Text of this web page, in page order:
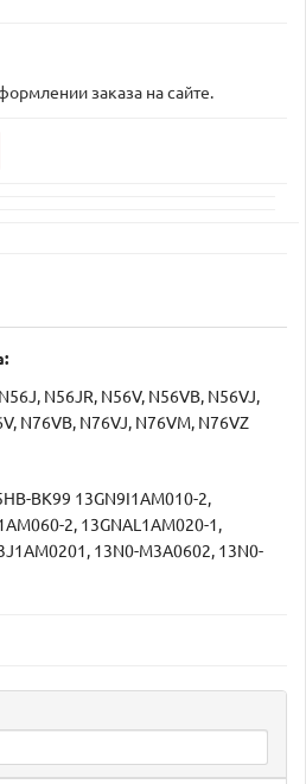
заказа на сайте.
N56JR, N56V, N56VB, N56VJ,
N76VB, N76VJ, N76VM, N76VZ
BK99 13GN9I1AM010-2,
2, 13GNAL1AM020-1,
13N0-M3A0602, 13N0-